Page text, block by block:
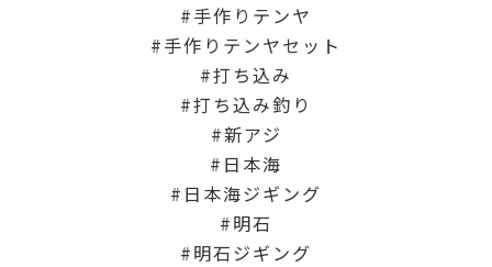
手作りテンヤ
手作りテンヤセット
打ち込み
打ち込み釣り
新アジ
日本海
日本海ジギング
明石
明石ジギング